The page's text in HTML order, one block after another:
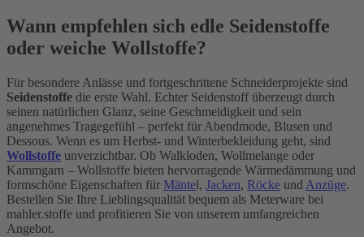
Wann empfehlen sich edle Seidenstoffe
oder weiche Wollstoffe?
Für besondere Anlässe und fortgeschrittene Schneiderprojekte sind
Seidenstoffe die erste Wahl. Echter Seidenstoff überzeugt durch
seinen natürlichen Glanz, seine Geschmeidigkeit und sein
angenehmes Tragegefühl – perfekt für Abendmode, Blusen und
Dessous. Wenn es um Herbst- und Winterbekleidung geht, sind
Wollstoffe unverzichtbar. Ob Walkloden, Wollmelange oder
Kammgarn – Wollstoffe bieten hervorragende Wärmedämmung und
formschöne Eigenschaften für Mäntel, Jacken, Röcke und Anzüge.
Bestellen Sie Ihre Lieblingsqualität bequem als Meterware bei
mahler.stoffe und profitieren Sie von unserem umfangreichen
Angebot.